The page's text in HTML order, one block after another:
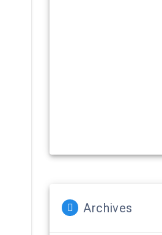
Archives